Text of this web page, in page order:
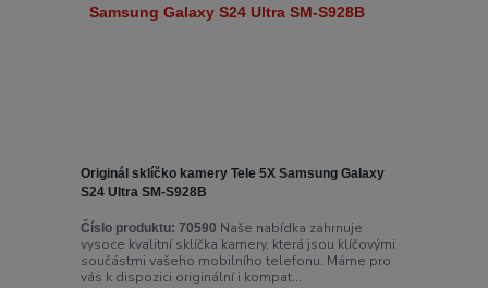
Originál sklíčko kamery Tele 5X Samsung Galaxy
S24 Ultra SM-S928B
Číslo produktu: 70590 Naše nabídka zahrnuje
vysoce kvalitní sklíčka kamery, která jsou klíčovými
součástmi vašeho mobilního telefonu. Máme pro
vás k dispozici originální i kompat...